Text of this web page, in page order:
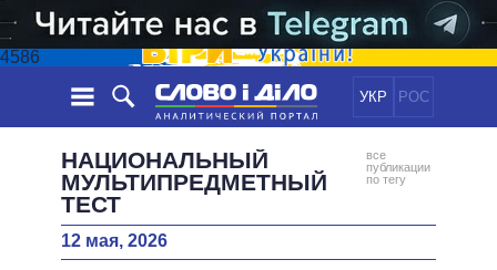
4586
УКР РОС
НОВОСТИ
ЛЕНТА
СОБЫТИЯ
ПОЛИТИКИ
НАЦИОНАЛЬНЫЙ
МУЛЬТИПРЕДМЕТНЫЙ
ТЕСТ
все
публикации
по тегу
12 мая, 2026